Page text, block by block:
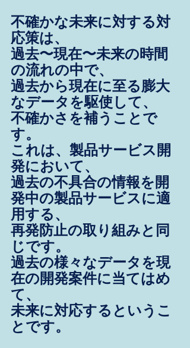
不確かな未来に対する対
応策は、
過去〜現在〜未来の時間
の流れの中で、
過去から現在に至る膨大
なデータを駆使して、
不確かさを補うことで
す。
これは、製品サービス開
発において、
過去の不具合の情報を開
発中の製品サービスに適
用する、
再発防止の取り組みと同
じです。
過去の様々なデータを現
在の開発案件に当てはめ
て、
未来に対応するというこ
とです。